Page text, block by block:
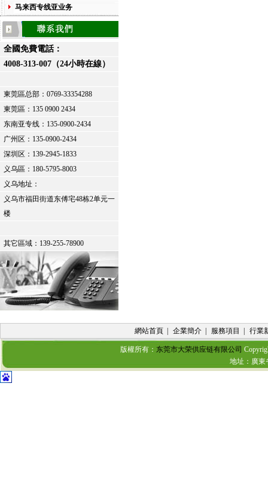
马来西专线亚业务
全國免費電話：
4008-313-007（24小時在線）
東莞區总部： 0769-33354288
東莞區： 135 0900 2434
东南亚专线：135-0900-2434
广州区：135-0900-2434
深圳区：139-2945-1833
义乌區： 180-5795-8003
义乌地址：
义乌市福田街道东傅宅48栋2单元一
楼
其它區域：139-255-78900
網站首頁 企業簡介 服務項目 行業
版權所有： 东莞市大荣供应链有限公司
地址：廣東